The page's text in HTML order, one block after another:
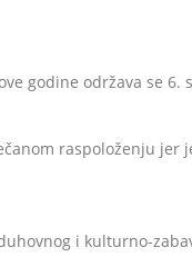
godine održava se 6.
raspoloženju jer
i kulturno-